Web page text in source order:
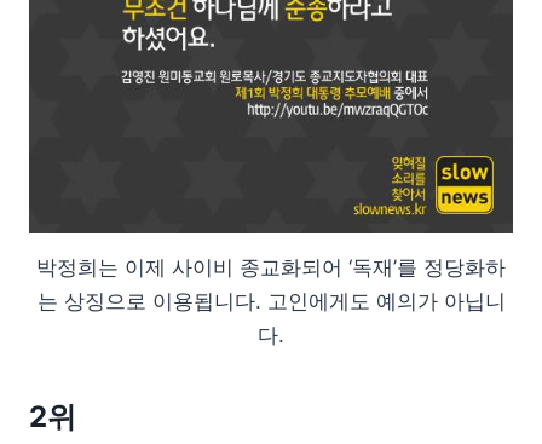
박정희는 이제 사이비 종교화되어 ‘독재’를 정당화하
는 상징으로 이용됩니다. 고인에게도 예의가 아닙니
다.
2위